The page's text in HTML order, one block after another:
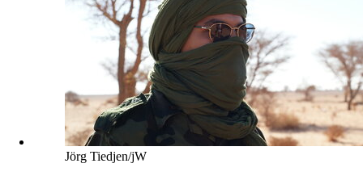
Jörg Tiedjen/jW